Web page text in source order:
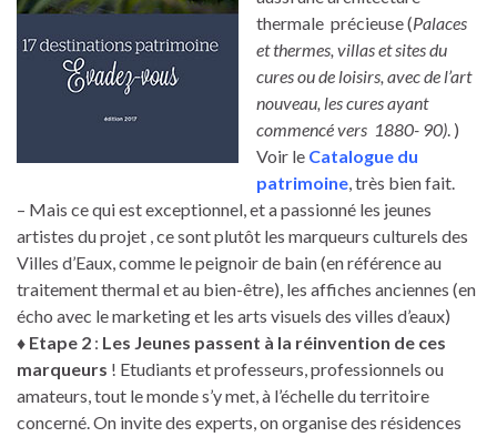
thermale précieuse (Palaces
et thermes, villas et sites du
cures ou de loisirs, avec de l’art
nouveau, les cures ayant
commencé vers 1880- 90). )
Voir le Catalogue du
patrimoine, très bien fait.
– Mais ce qui est exceptionnel, et a passionné les jeunes
artistes du projet , ce sont plutôt les marqueurs culturels des
Villes d’Eaux, comme le peignoir de bain (en référence au
traitement thermal et au bien-être), les affiches anciennes (en
écho avec le marketing et les arts visuels des villes d’eaux)
♦ Etape 2 : Les Jeunes passent à la réinvention de ces
marqueurs ! Etudiants et professeurs, professionnels ou
amateurs, tout le monde s’y met, à l’échelle du territoire
concerné. On invite des experts, on organise des résidences